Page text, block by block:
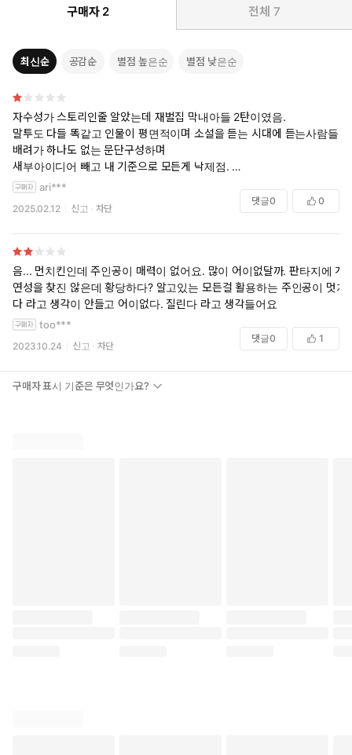
구매자 2 전체 7
최신순 공감순 별점 높은순 별점 낮은순
자수성가 스토리인줄 알았는데 재벌집 막내아들 2탄이였음.
말투도 다들 똑같고 인물이 평면적이며 소설을 듣는 시대에 듣는사람들
배려가 하나도 없는 문단구성하며
새부아이디어 빼고 내 기준으로 모든게 낙제점.
3권 하차.
ari***
2025.02.12 신고 차단
댓글0 0
음... 먼치킨인데 주인공이 매력이 없어요. 많이 어이없달까. 판타지에 개
연성을 찾진 않은데 황당하다? 알고있는 모든걸 활용하는 주인공이 멋지
다 라고 생각이 안들고 어이없다. 질린다 라고 생각들어요
too***
2023.10.24 신고 차단
댓글0 1
구매자 표시 기준은 무엇인가요?